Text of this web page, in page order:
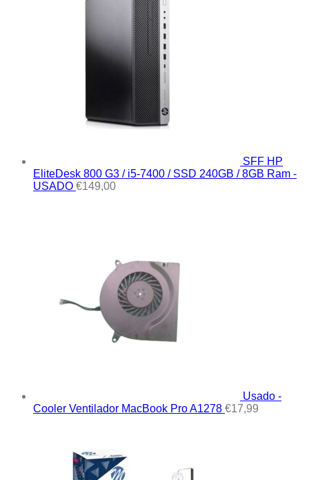
SFF HP
EliteDesk 800 G3 / i5-7400 / SSD 240GB / 8GB Ram -
USADO €149,00
Usado -
Cooler Ventilador MacBook Pro A1278 €17,99